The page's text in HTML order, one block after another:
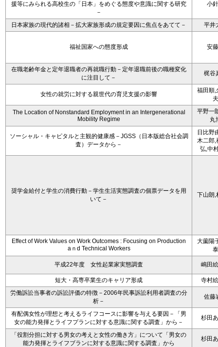
援等にみられる高校生の「日本」をめぐる態度や意識に関する研究
－
小
日本家族の現代的諸相－拡大家族形成の規定要因に焦点をあてて－ 平井
福祉国家への態度形成 安
在職老齢年金と定年退職者の再就職行動－定年退職前後の職種変化
に注目して－
梶谷
女性の就労に対する親世代の育児支援の影響
福田順,
夫
The Location of Nonstandard Employment in an Intergenerational
Mobility Regime
平野一
丸
ソーシャル・キャピタルと主観的健康感－JGSS（日本版総合社会調
査）データから－
日比野
木二郎,
弘,中
奨学金給付と学生の消費行動－学生生活実態調査の個票データを用
いて－
下山朗,
Effect of Work Values on Work Outcomes : Focusing on Production
aｎd Technical Workers
大薗陽
泰
平成22年度 女性起業家実態調査 嶋田
短大・高専卒業生のキャリア形成
寺村
労働訴訟当事者の訴訟評価の特徴－2006年民事訴訟利用者調査の分
析－
佐藤
有配偶女性が理想と考えるライフコースに影響を与える要因－「男
女の能力発揮とライフプランに対する意識に関する調査」から－
杉田
「役割分担に対する男女の考えと女性の働き方」について「男女の
能力発揮とライフブランに対する意識に関する調査」から
杉田